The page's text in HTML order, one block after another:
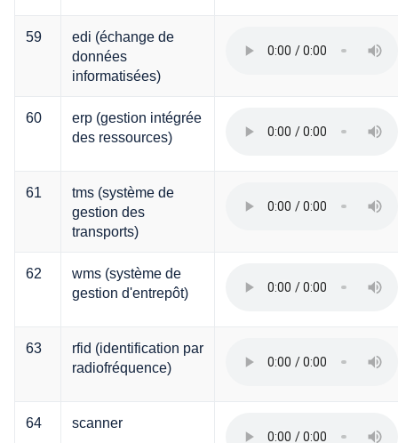
59
edi (échange de
données
informatisées)
60
erp (gestion intégrée
des ressources)
61
tms (système de
gestion des
transports)
62
wms (système de
gestion d'entrepôt)
63
rfid (identification par
radiofréquence)
64 scanner